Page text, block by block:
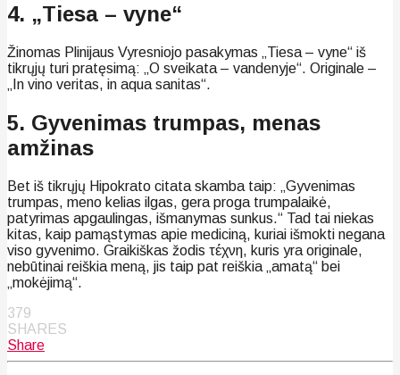
4. „Tiesa – vyne“
Žinomas Plinijaus Vyresniojo pasakymas „Tiesa – vyne“ iš
tikrųjų turi pratęsimą: „O sveikata – vandenyje“. Originale –
„In vino veritas, in aqua sanitas“.
5. Gyvenimas trumpas, menas
amžinas
Bet iš tikrųjų Hipokrato citata skamba taip: „Gyvenimas
trumpas, meno kelias ilgas, gera proga trumpalaikė,
patyrimas apgaulingas, išmanymas sunkus.“ Tad tai niekas
kitas, kaip pamąstymas apie mediciną, kuriai išmokti negana
viso gyvenimo. Graikiškas žodis τέχνη, kuris yra originale,
nebūtinai reiškia meną, jis taip pat reiškia „amatą“ bei
„mokėjimą“.
379
SHARES
Share